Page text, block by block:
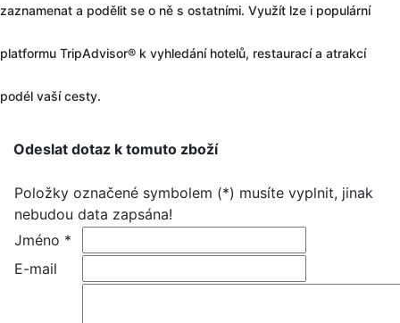
zaznamenat a podělit se o ně s ostatními. Využít lze i populární
platformu TripAdvisor® k vyhledání hotelů, restaurací a atrakcí
podél vaší cesty.
Odeslat dotaz k tomuto zboží
Položky označené symbolem (*) musíte vyplnit, jinak
nebudou data zapsána!
Jméno *
E-mail